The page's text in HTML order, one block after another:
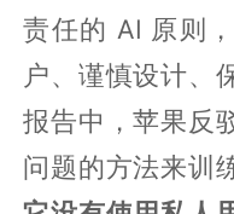
责任的 AI 原则
户、谨慎设计、
报告中，苹果反
问题的方法来训